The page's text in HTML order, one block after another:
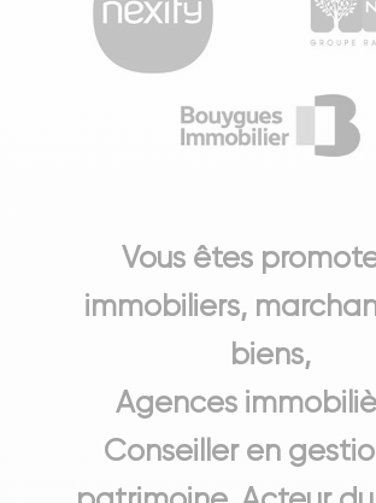
Vous êtes
immobiliers,
biens,
Agences
Conseiller en